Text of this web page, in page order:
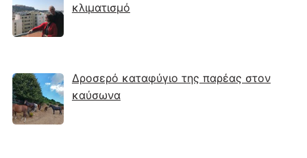
κλιματισμό
Δροσερό καταφύγιο της παρέας στον
καύσωνα